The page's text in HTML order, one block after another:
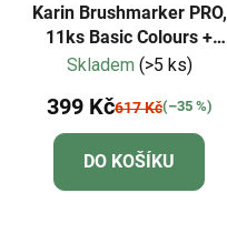
Karin Brushmarker PRO,
11ks Basic Colours +
blender
Skladem (>5 ks)
399 Kč617 Kč(–35 %)
DO KOŠÍKU